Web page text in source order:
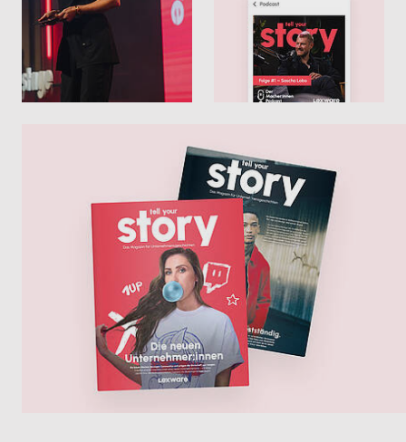
Weniger Aufwand im laufenden Betrieb
Mehr zu E-Rechnungen
Alles digital an einem Ort
Schneller Rückfragen klären
Weniger Abstimmung, mehr Überblick
Mehr zur Zusammenarbeit mit dem